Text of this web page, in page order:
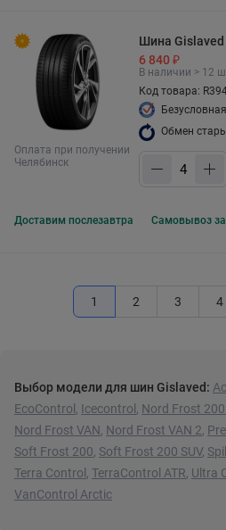
Оплата при получении
Челябинск
Шина Gislaved
6 840 ₽
В наличии > 12
Код товара:
Обмен
Доставим послезавтра Самовывоз
1 2 3 4
Выбор модели для шин Gislaved:
EcoControl , Icecontrol , Nord Frost 200
Nord Frost VAN, Nord Frost VAN 2,
Soft Frost 200, Soft Frost 200 SUV,
Terra Control , TerraControl ATR, Ultra
VanControl Arctic